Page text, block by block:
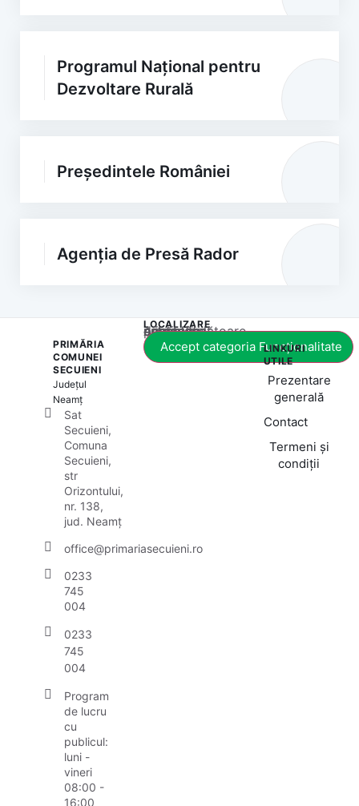
Programul Național pentru
Dezvoltare Rurală
Președintele României
Agenția de Presă Rador
PRIMĂRIA
COMUNEI
SECUIENI
Județul
Neamț
Sat
Secuieni,
Comuna
Secuieni,
str
Orizontului,
nr. 138,
jud. Neamț
office@primariasecuieni.ro
0233
745
004
0233
745
004
Program
de lucru
cu
publicul:
luni -
vineri
08:00 -
16:00
LOCALIZARE
Acest conținut este blocat până când acceptați categoria corespunzătoare de cookie-uri.
Accept categoria Funcționalitate
LINKURI
UTILE
Prezentare
generală
Contact
Termeni și
condiții